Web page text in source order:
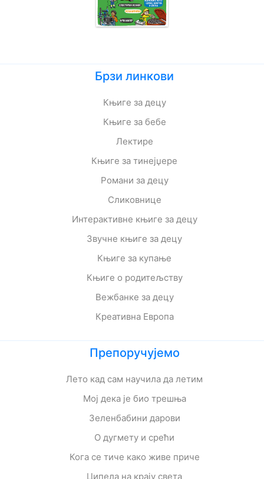
Брзи линкови
Књиге за децу
Књиге за бебе
Лектире
Књиге за тинејџере
Романи за децу
Сликовнице
Интерактивне књиге за децу
Звучне књиге за децу
Књиге за купање
Књиге о родитељству
Вежбанке за децу
Креативна Европа
Препоручујемо
Лето кад сам научила да летим
Мој дека је био трешња
Зеленбабини дарови
О дугмету и срећи
Кога се тиче како живе приче
Ципела на крају света